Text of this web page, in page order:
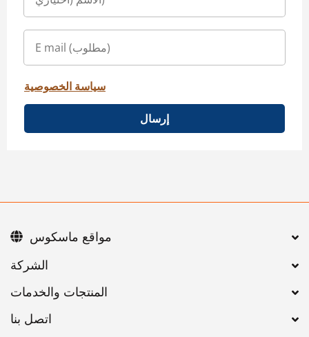
سياسة الخصوصية
إرسال
اتصل بنا
مواقع ماسكوس